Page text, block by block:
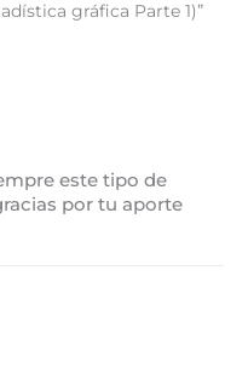
gráfica Parte 1)”
este tipo de
por tu aporte